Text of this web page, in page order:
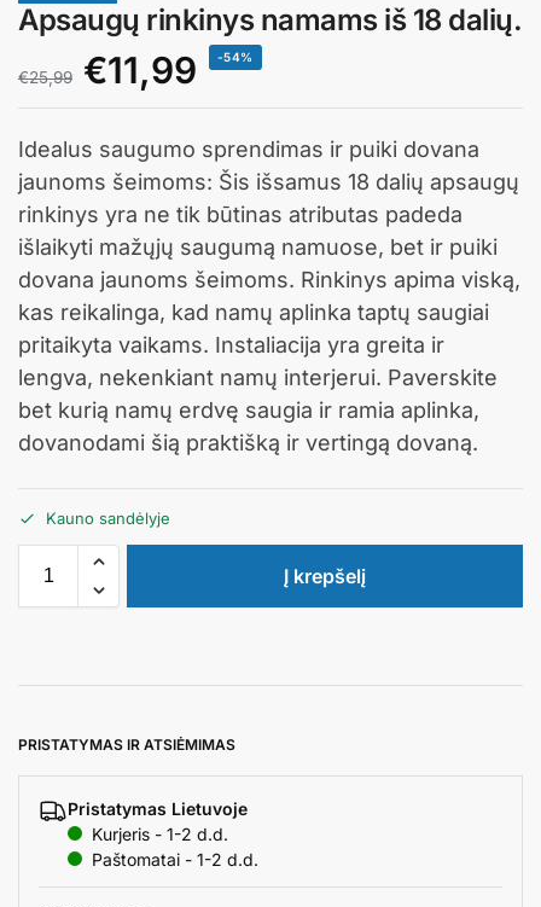
Apsaugų rinkinys namams iš 18 dalių.
€25,99 €11,99 -54%
Idealus saugumo sprendimas ir puiki dovana
jaunoms šeimoms: Šis išsamus 18 dalių apsaugų
rinkinys yra ne tik būtinas atributas padeda
išlaikyti mažųjų saugumą namuose, bet ir puiki
dovana jaunoms šeimoms. Rinkinys apima viską,
kas reikalinga, kad namų aplinka taptų saugiai
pritaikyta vaikams. Instaliacija yra greita ir
lengva, nekenkiant namų interjerui. Paverskite
bet kurią namų erdvę saugia ir ramia aplinka,
dovanodami šią praktišką ir vertingą dovaną.
Kauno sandėlyje
Į krepšelį
PRISTATYMAS IR ATSIĖMIMAS
Pristatymas Lietuvoje
Kurjeris - 1-2 d.d.
Paštomatai - 1-2 d.d.